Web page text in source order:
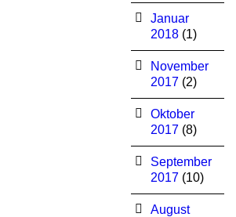
Januar
2018(1)
November
2017(2)
Oktober
2017(8)
September
2017(10)
August